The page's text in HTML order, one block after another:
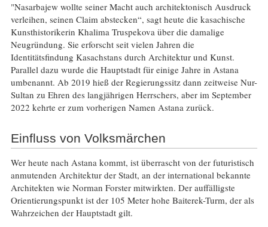
"Nasarbajew wollte seiner Macht auch architektonisch Ausdruck
verleihen, seinen Claim abstecken“, sagt heute die kasachische
Kunsthistorikerin Khalima Truspekova über die damalige
Neugründung. Sie erforscht seit vielen Jahren die
Identitätsfindung Kasachstans durch Architektur und Kunst.
Parallel dazu wurde die Hauptstadt für einige Jahre in Astana
umbenannt. Ab 2019 hieß der Regierungssitz dann zeitweise Nur-
Sultan zu Ehren des langjährigen Herrschers, aber im September
2022 kehrte er zum vorherigen Namen Astana zurück.
Einfluss von Volksmärchen
Wer heute nach Astana kommt, ist überrascht von der futuristisch
anmutenden Architektur der Stadt, an der international bekannte
Architekten wie Norman Forster mitwirkten. Der auffälligste
Orientierungspunkt ist der 105 Meter hohe Baiterek-Turm, der als
Wahrzeichen der Hauptstadt gilt.